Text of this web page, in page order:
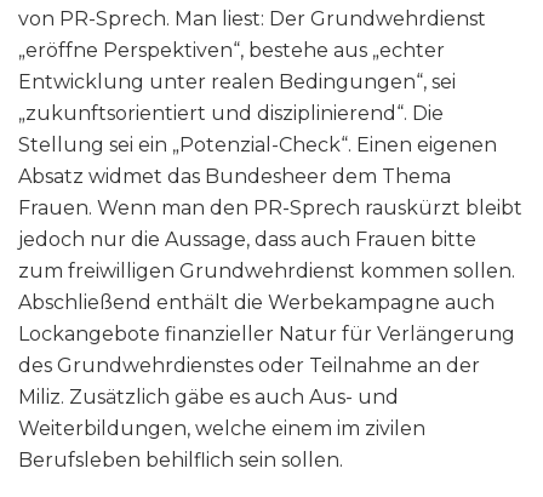
von PR-Sprech. Man liest: Der Grundwehrdienst
„eröffne Perspektiven“, bestehe aus „echter
Entwicklung unter realen Bedingungen“, sei
„zukunftsorientiert und disziplinierend“. Die
Stellung sei ein „Potenzial-Check“. Einen eigenen
Absatz widmet das Bundesheer dem Thema
Frauen. Wenn man den PR-Sprech rauskürzt bleibt
jedoch nur die Aussage, dass auch Frauen bitte
zum freiwilligen Grundwehrdienst kommen sollen.
Abschließend enthält die Werbekampagne auch
Lockangebote finanzieller Natur für Verlängerung
des Grundwehrdienstes oder Teilnahme an der
Miliz. Zusätzlich gäbe es auch Aus- und
Weiterbildungen, welche einem im zivilen
Berufsleben behilflich sein sollen.